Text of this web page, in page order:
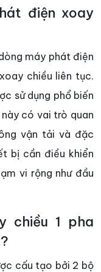
điện xoay
máy phát điện
chiều liên tục.
sử dụng phổ biến
có vai trò quan
vận tải và đặc
bị cần điều khiển
vi rộng như đầu
chiều 1 pha
cấu tạo bởi 2 bộ